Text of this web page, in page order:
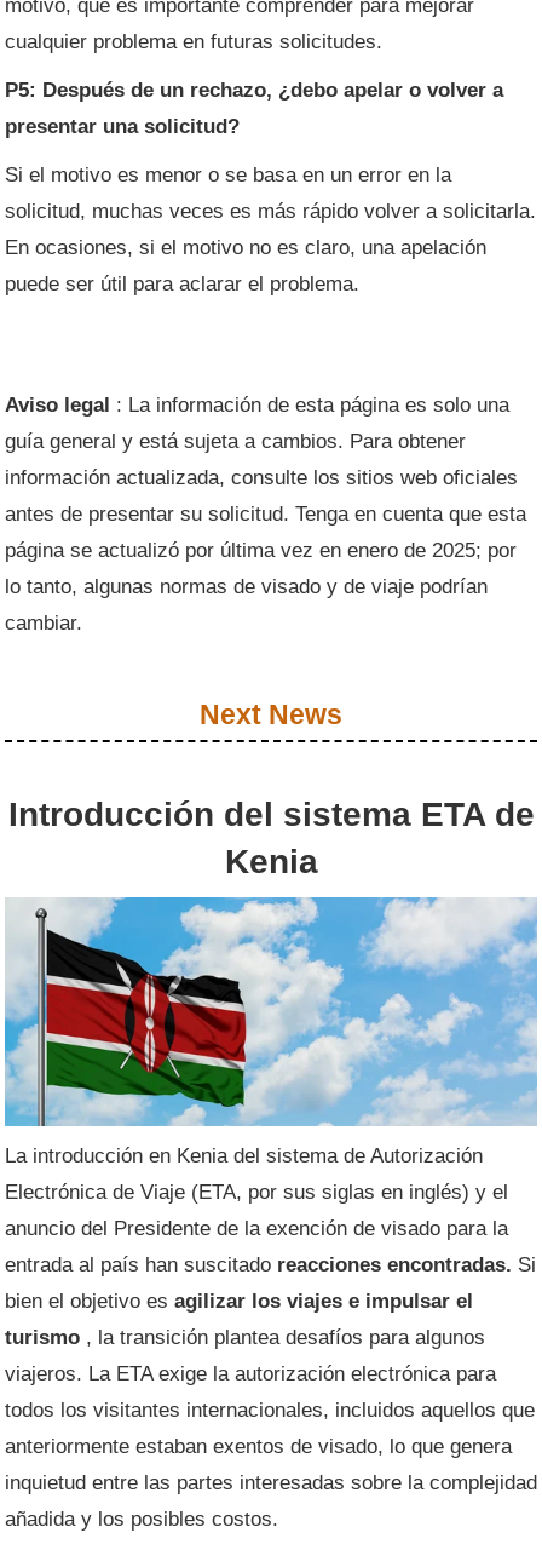
motivo, que es importante comprender para mejorar
cualquier problema en futuras solicitudes.
P5: Después de un rechazo, ¿debo apelar o volver a
presentar una solicitud?
Si el motivo es menor o se basa en un error en la
solicitud, muchas veces es más rápido volver a solicitarla.
En ocasiones, si el motivo no es claro, una apelación
puede ser útil para aclarar el problema.
Aviso legal : La información de esta página es solo una
guía general y está sujeta a cambios. Para obtener
información actualizada, consulte los sitios web oficiales
antes de presentar su solicitud. Tenga en cuenta que esta
página se actualizó por última vez en enero de 2025; por
lo tanto, algunas normas de visado y de viaje podrían
cambiar.
Next News
Introducción del sistema ETA de
Kenia
La introducción en Kenia del sistema de Autorización
Electrónica de Viaje (ETA, por sus siglas en inglés) y el
anuncio del Presidente de la exención de visado para la
entrada al país han suscitado reacciones encontradas. Si
bien el objetivo es agilizar los viajes e impulsar el
turismo, la transición plantea desafíos para algunos
viajeros. La ETA exige la autorización electrónica para
todos los visitantes internacionales, incluidos aquellos que
anteriormente estaban exentos de visado, lo que genera
inquietud entre las partes interesadas sobre la complejidad
añadida y los posibles costos.